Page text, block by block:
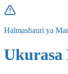
Halmashauri ya